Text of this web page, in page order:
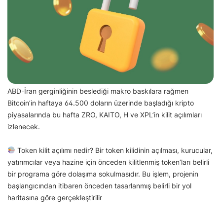
ABD-İran gerginliğinin beslediği makro baskılara rağmen
Bitcoin’in haftaya 64.500 doların üzerinde başladığı kripto
piyasalarında bu hafta ZRO, KAITO, H ve XPL’in kilit açılımları
izlenecek.
Token kilit açılımı nedir? Bir token kilidinin açılması, kurucular,
yatırımcılar veya hazine için önceden kilitlenmiş token’ları belirli
bir programa göre dolaşıma sokulmasıdır. Bu işlem, projenin
başlangıcından itibaren önceden tasarlanmış belirli bir yol
haritasına göre gerçekleştirilir